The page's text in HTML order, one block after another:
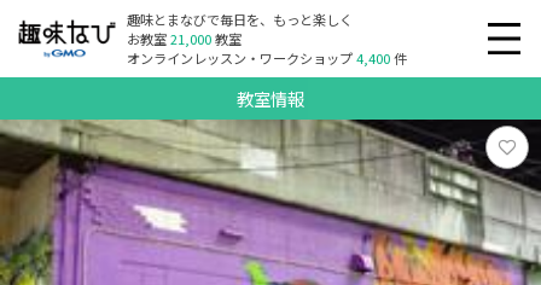
趣味とまなびで毎日を、もっと楽しく
お教室21,000教室
オンラインレッスン・ワークショップ4,400件
教室情報